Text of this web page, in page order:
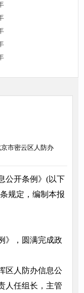
市密云区人防办
公开条例》(以下
规定，编制本报
》，圆满完成政
区人防办信息公
人任组长，主管